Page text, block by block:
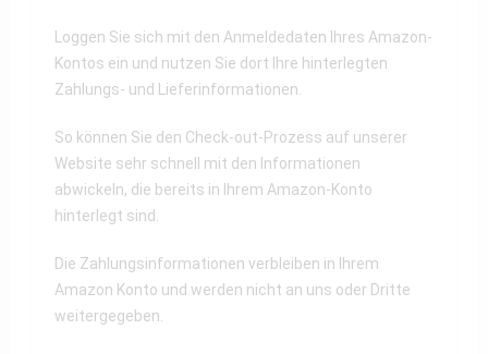
Loggen Sie sich mit den Anmeldedaten Ihres Amazon-
Kontos ein und nutzen Sie dort Ihre hinterlegten
Zahlungs- und Lieferinformationen.
So können Sie den Check-out-Prozess auf unserer
Website sehr schnell mit den Informationen
abwickeln, die bereits in Ihrem Amazon-Konto
hinterlegt sind.
Die Zahlungsinformationen verbleiben in Ihrem
Amazon Konto und werden nicht an uns oder Dritte
weitergegeben.